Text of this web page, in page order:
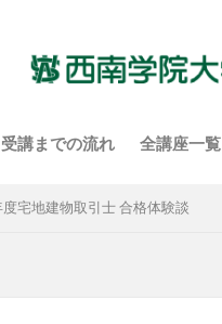
受講までの流れ 全講座一覧
宅地建物取引士 合格体験談